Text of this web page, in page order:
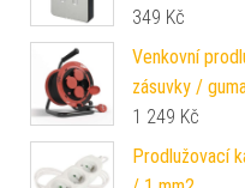
349 Kč
Venkovní
zásuvky /
1 249 Kč
Prodlužovací